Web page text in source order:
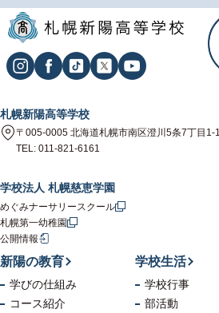
札幌新陽高等学校
〒005-0005 北海道札幌市南区澄川5条7丁目1-1
TEL: 011-821-6161
学校法人 札幌慈恵学園
めぐみナーサリースクール
札幌第一幼稚園
公開情報
新陽の教育
学びの仕組み
コース紹介
学校生活
学校行事
部活動